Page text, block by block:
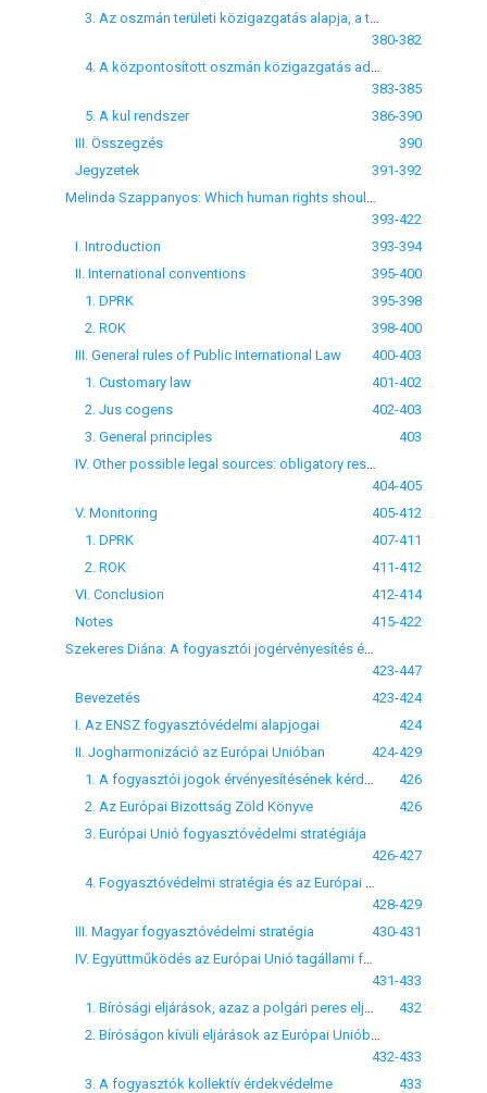
380-382
383-385
5. A kul rendszer
386-390
III. Összegzés
390
Jegyzetek
391-392
393-422
I. Introduction
393-394
II. International conventions
395-400
1. DPRK
395-398
2. ROK
398-400
III. General rules of Public International Law
400-403
1. Customary law
401-402
2. Jus cogens
402-403
3. General principles
403
404-405
V. Monitoring
405-412
1. DPRK
407-411
2. ROK
411-412
VI. Conclusion
412-414
Notes
415-422
423-447
Bevezetés
423-424
I. Az ENSZ fogyasztóvédelmi alapjogai
424
II. Jogharmonizáció az Európai Unióban
424-429
426
2. Az Európai Bizottság Zöld Könyve
426
3. Európai Unió fogyasztóvédelmi stratégiája
426-427
428-429
III. Magyar fogyasztóvédelmi stratégia
430-431
431-433
432
432-433
3. A fogyasztók kollektív érdekvédelme
433